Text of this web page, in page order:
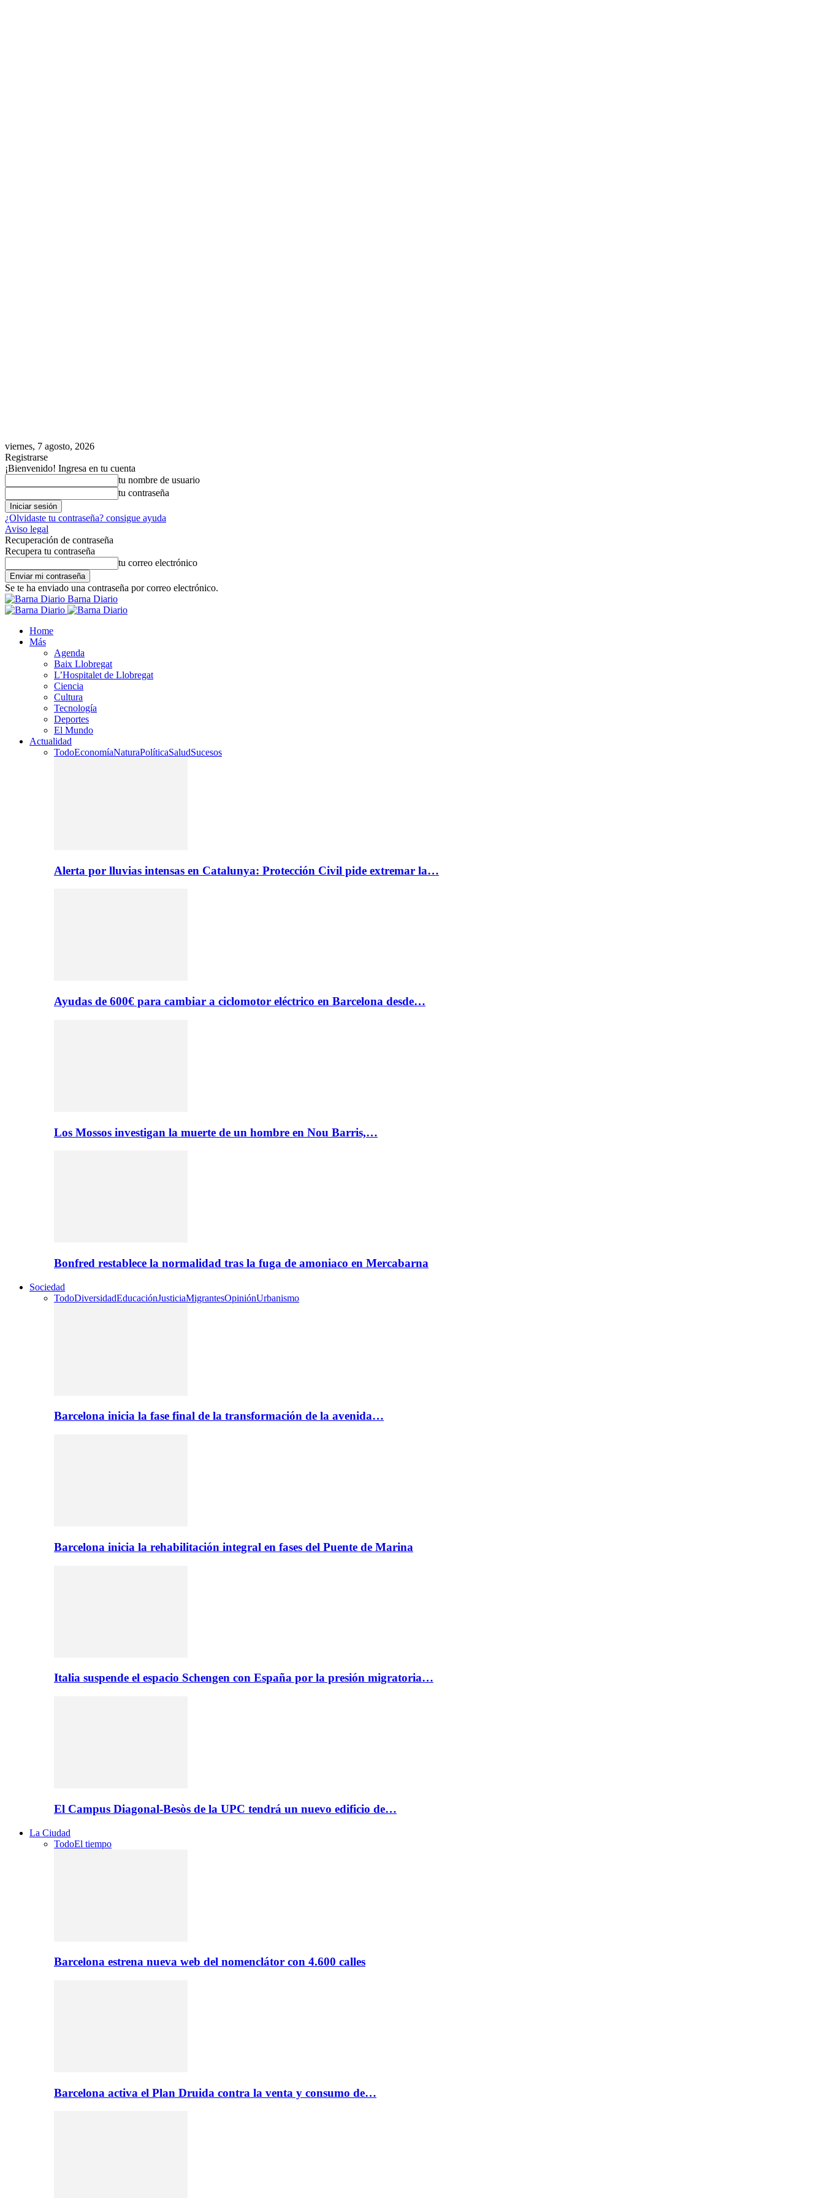
viernes, 7 agosto, 2026
Registrarse
¡Bienvenido! Ingresa en tu cuenta
tu nombre de usuario
tu contraseña
¿Olvidaste tu contraseña? consigue ayuda
Aviso legal
Recuperación de contraseña
Recupera tu contraseña
tu correo electrónico
Se te ha enviado una contraseña por correo electrónico.
Barna Diario
Home
Más
Agenda
Baix Llobregat
L’Hospitalet de Llobregat
Ciencia
Cultura
Tecnología
Deportes
El Mundo
Actualidad
TodoEconomíaNaturaPolíticaSaludSucesos
Alerta por lluvias intensas en Catalunya: Protección Civil pide extremar la…
Ayudas de 600€ para cambiar a ciclomotor eléctrico en Barcelona desde…
Los Mossos investigan la muerte de un hombre en Nou Barris,…
Bonfred restablece la normalidad tras la fuga de amoniaco en Mercabarna
Sociedad
TodoDiversidadEducaciónJusticiaMigrantesOpiniónUrbanismo
Barcelona inicia la fase final de la transformación de la avenida…
Barcelona inicia la rehabilitación integral en fases del Puente de Marina
Italia suspende el espacio Schengen con España por la presión migratoria…
El Campus Diagonal-Besòs de la UPC tendrá un nuevo edificio de…
La Ciudad
TodoEl tiempo
Barcelona estrena nueva web del nomenclátor con 4.600 calles
Barcelona activa el Plan Druida contra la venta y consumo de…